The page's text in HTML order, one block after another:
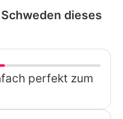
dieses
perfekt zum